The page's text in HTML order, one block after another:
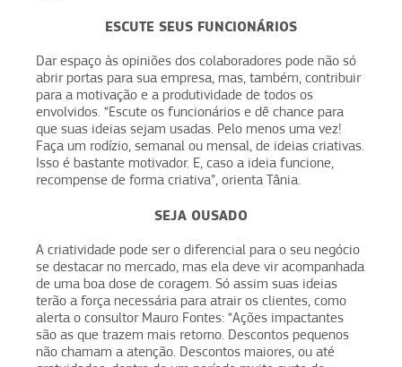
ESCUTE SEUS FUNCIONÁRIOS
Dar espaço às opiniões dos colaboradores pode não só
abrir portas para sua empresa, mas, também, contribuir
para a motivação e a produtividade de todos os
envolvidos. “Escute os funcionários e dê chance para
que suas ideias sejam usadas. Pelo menos uma vez!
Faça um rodízio, semanal ou mensal, de ideias criativas.
Isso é bastante motivador. E, caso a ideia funcione,
recompense de forma criativa”, orienta Tânia.
SEJA OUSADO
A criatividade pode ser o diferencial para o seu negócio
se destacar no mercado, mas ela deve vir acompanhada
de uma boa dose de coragem. Só assim suas ideias
terão a força necessária para atrair os clientes, como
alerta o consultor Mauro Fontes: “Ações impactantes
são as que trazem mais retorno. Descontos pequenos
não chamam a atenção. Descontos maiores, ou até